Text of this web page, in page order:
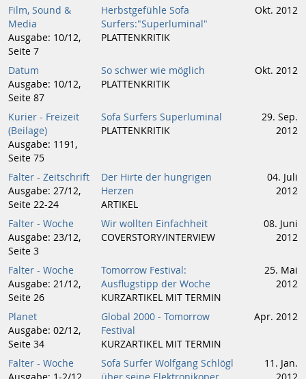
Film, Sound &
Media
Ausgabe: 10/12,
Seite 7
Herbstgefühle Sofa
Surfers:"Superluminal"
PLATTENKRITIK
Okt. 2012
Datum
Ausgabe: 10/12,
Seite 87
So schwer wie möglich
PLATTENKRITIK
Okt. 2012
Kurier - Freizeit
(Beilage)
Ausgabe: 1191,
Seite 75
Sofa Surfers Superluminal
PLATTENKRITIK
29. Sep.
2012
Falter - Zeitschrift
Ausgabe: 27/12,
Seite 22-24
Der Hirte der hungrigen
Herzen
ARTIKEL
04. Juli
2012
Falter - Woche
Ausgabe: 23/12,
Seite 3
Wir wollten Einfachheit
COVERSTORY/INTERVIEW
08. Juni
2012
Falter - Woche
Ausgabe: 21/12,
Seite 26
Tomorrow Festival:
Ausflugstipp der Woche
KURZARTIKEL MIT TERMIN
25. Mai
2012
Planet
Ausgabe: 02/12,
Seite 34
Global 2000 - Tomorrow
Festival
KURZARTIKEL MIT TERMIN
Apr. 2012
Falter - Woche
Sofa Surfer Wolfgang Schlögl
11. Jan.